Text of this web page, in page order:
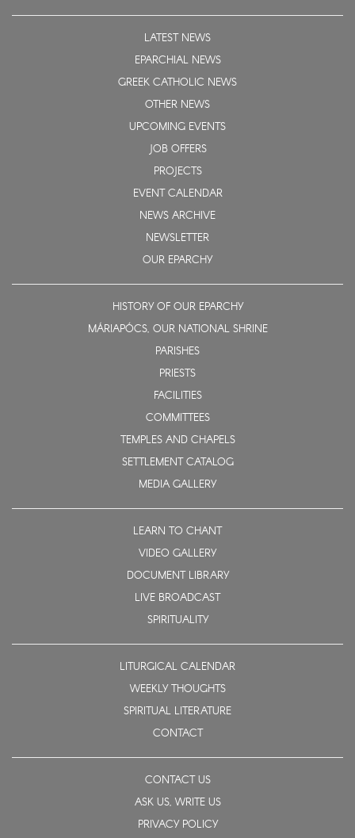
LATEST NEWS
EPARCHIAL NEWS
GREEK CATHOLIC NEWS
OTHER NEWS
UPCOMING EVENTS
JOB OFFERS
PROJECTS
EVENT CALENDAR
NEWS ARCHIVE
NEWSLETTER
OUR EPARCHY
HISTORY OF OUR EPARCHY
MÁRIAPÓCS, OUR NATIONAL SHRINE
PARISHES
PRIESTS
FACILITIES
COMMITTEES
TEMPLES AND CHAPELS
SETTLEMENT CATALOG
MEDIA GALLERY
LEARN TO CHANT
VIDEO GALLERY
DOCUMENT LIBRARY
LIVE BROADCAST
SPIRITUALITY
LITURGICAL CALENDAR
WEEKLY THOUGHTS
SPIRITUAL LITERATURE
CONTACT
CONTACT US
ASK US, WRITE US
PRIVACY POLICY